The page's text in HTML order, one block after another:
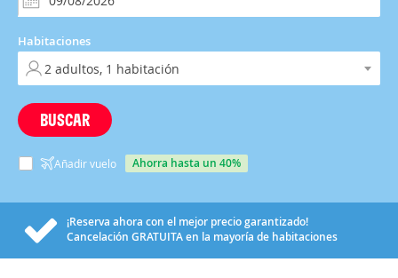
Habitaciones
BUSCAR
Añadir vuelo ahorra hasta un 40%
¡Reserva ahora con el mejor precio garantizado!
Cancelación GRATUITAen la mayoría de habitaciones